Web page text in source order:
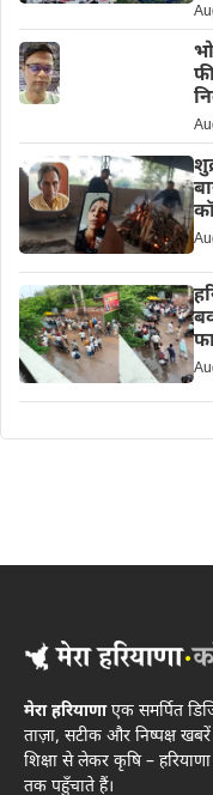
मेरा हरियाणाएक समर्पित
ताज़ा, सटीक और निष्पक्ष
शिक्षा से लेकर कृषि –
तक पहुँचाते हैं।